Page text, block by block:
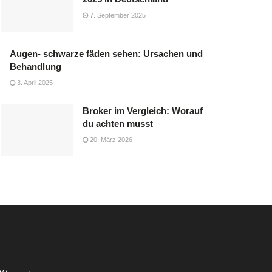
7. September 2025
Augen- schwarze fäden sehen: Ursachen und
Behandlung
3. April 2025
Broker im Vergleich: Worauf
du achten musst
20. März 2026